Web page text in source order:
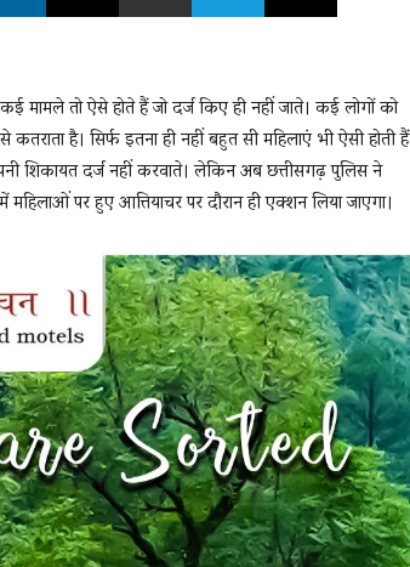
तो ऐसे होते हैं जो दर्ज किए ही नहीं जाते। कई लोगों को
है। सिर्फ इतना ही नहीं बहुत सी महिलाएं भी ऐसी होती हैं
शिकायत दर्ज नहीं करवाते। लेकिन अब छत्तीसगढ़ पुलिस ने
पर हुए आत्तियाचर पर दौरान ही एक्शन लिया जाएगा।